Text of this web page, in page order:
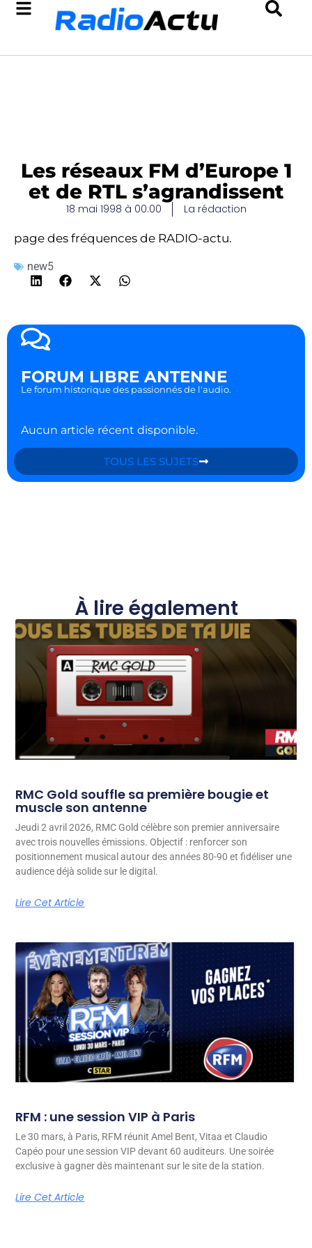
Les réseaux FM d’Europe 1
et de RTL s’agrandissent
18 mai 1998 à 00:00 La rédaction
page des fréquences de RADIO-actu.
new5
FORUM LIBRE ANTENNE
Le forum historique des passionnés de l'audio.
Aucun article récent disponible.
TOUS LES SUJETS
À lire également
RMC Gold souffle sa première bougie et
muscle son antenne
Jeudi 2 avril 2026, RMC Gold célèbre son premier anniversaire
avec trois nouvelles émissions. Objectif : renforcer son
positionnement musical autour des années 80-90 et fidéliser une
audience déjà solide sur le digital.
Lire Cet Article
RFM : une session VIP à Paris
Le 30 mars, à Paris, RFM réunit Amel Bent, Vitaa et Claudio
Capéo pour une session VIP devant 60 auditeurs. Une soirée
exclusive à gagner dès maintenant sur le site de la station.
Lire Cet Article